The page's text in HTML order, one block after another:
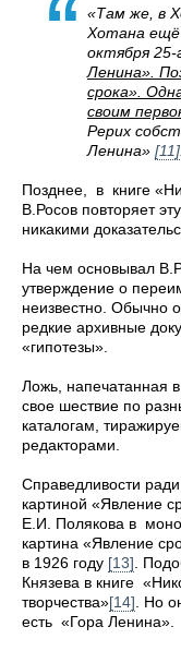
«Там же, в
Хотана ещё
октября 25-
Ленина».
срока».
своим
Рерих
Ленина» [11].
Позднее, в книге
В.Росов повторяет
никакими
На чем основывал
утверждение о
неизвестно. Обычно
редкие архивные
«гипотезы».
Ложь, напечатанная
свое шествие по
каталогам,
редакторами.
Справедливости
картиной «Явление
Е.И. Полякова в
картина «Явление
в 1926 году [13].
Князева в книге
творчества»[14]. Но
есть «Гора Ленина».